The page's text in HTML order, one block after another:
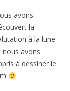
avons
la
à la lune
nous avons
à dessiner le